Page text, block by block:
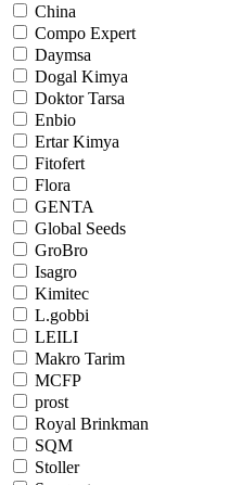
China
Compo Expert
Daymsa
Dogal Kimya
Doktor Tarsa
Enbio
Ertar Kimya
Fitofert
Flora
GENTA
Global Seeds
GroBro
Isagro
Kimitec
L.gobbi
LEILI
Makro Tarim
MCFP
prost
Royal Brinkman
SQM
Stoller